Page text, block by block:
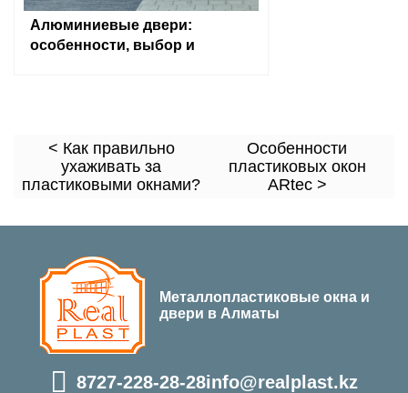
Алюминиевые двери:
особенности, выбор и
< Как правильно
ухаживать за
пластиковыми окнами?
Особенности
пластиковых окон
ARtec >
Металлопластиковые окна и
двери в Алматы
8727-228-28-28info@realplast.kz